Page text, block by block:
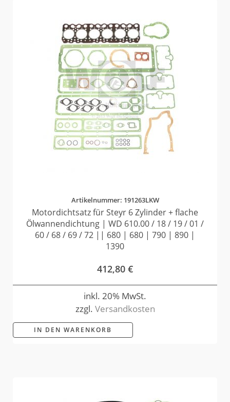
Artikelnummer: 191263LKW
Motordichtsatz für Steyr 6 Zylinder + flache
Ölwannendichtung | WD 610.00 / 18 / 19 / 01 /
60 / 68 / 69 / 72 || 680 | 680 | 790 | 890 |
1390
412,80 €
inkl. 20% MwSt.
zzgl. Versandkosten
IN DEN WARENKORB